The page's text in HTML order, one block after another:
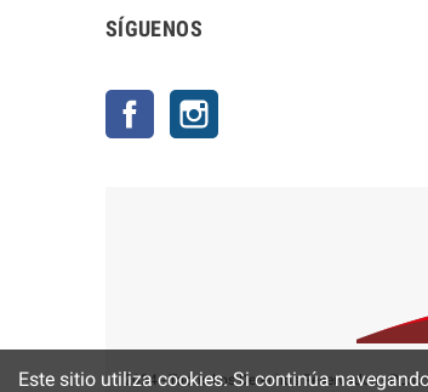
SÍGUENOS
Facebook
2024 - Todos Los Derechos Reservados -
Este sitio utiliza cookies. Si continúa